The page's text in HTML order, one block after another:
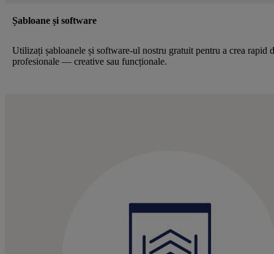
Șabloane și software
Utilizați șabloanele și software-ul nostru gratuit pentru a crea rapid
profesionale — creative sau funcționale.